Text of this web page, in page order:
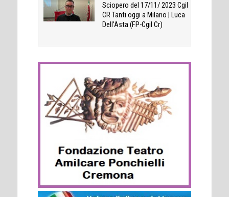
Sciopero del 17/11/ 2023 Cgil
CR Tanti oggi a Milano | Luca
Dell’Asta (FP-Cgil Cr)